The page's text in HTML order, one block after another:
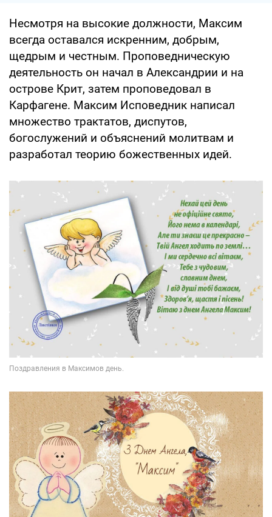
Несмотря на высокие должности, Максим
всегда оставался искренним, добрым,
щедрым и честным. Проповедническую
деятельность он начал в Александрии и на
острове Крит, затем проповедовал в
Карфагене. Максим Исповедник написал
множество трактатов, диспутов,
богослужений и объяснений молитвам и
разработал теорию божественных идей.